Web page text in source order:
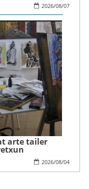
2026/08/07
arte tailer
2026/08/04